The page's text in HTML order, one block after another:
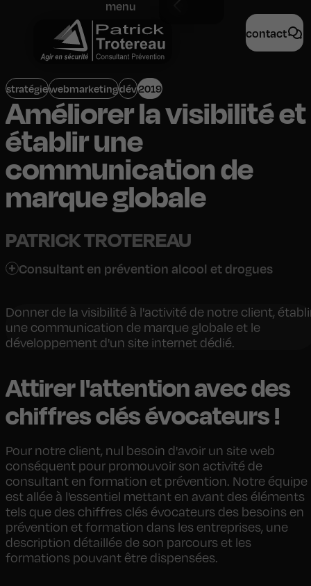
menu
contact
stratégiewebmarketingdév2019
Améliorer la visibilité et
établir une
communication de
marque globale
PATRICK TROTEREAU
Consultant en prévention alcool et drogues
Donner de la visibilité à l'activité de notre client,
une communication de marque globale et le
développement d'un site internet dédié.
Attirer l'attention avec des
chiffres clés évocateurs !
Pour notre client, nul besoin d'avoir un site web
conséquent pour promouvoir son activité de
consultant en formation et prévention. Notre équipe
est allée à l'essentiel mettant en avant des éléments
tels que des chiffres clés évocateurs des besoins en
prévention et formation dans les entreprises, une
description détaillée de son parcours et les
formations pouvant être dispensées.